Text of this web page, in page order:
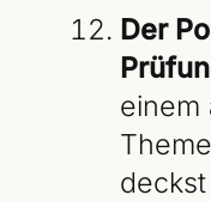
Der
einem